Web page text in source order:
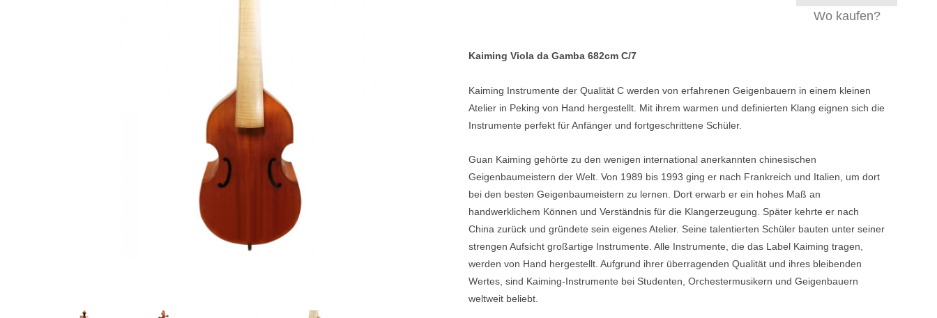
Schlagzeuge
Snaredrums
Roto Toms
... mehr
HOLZBLASINSTRUMENTE
Piccoloflöte
Querflöten
Blechblasinstrumente
Mundstücke
Wo kaufen?
Kaiming Viola da Gamba 682cm C/7
Kaiming Instrumente der Qualität C werden von erfahrenen Geigenbauern in einem kleinen
Atelier in Peking von Hand hergestellt. Mit ihrem warmen und definierten Klang eignen sich die
Instrumente perfekt für Anfänger und fortgeschrittene Schüler.
Guan Kaiming gehörte zu den wenigen international anerkannten chinesischen
Geigenbaumeistern der Welt. Von 1989 bis 1993 ging er nach Frankreich und Italien, um dort
bei den besten Geigenbaumeistern zu lernen. Dort erwarb er ein hohes Maß an
handwerklichem Können und Verständnis für die Klangerzeugung. Später kehrte er nach
China zurück und gründete sein eigenes Atelier. Seine talentierten Schüler bauten unter seiner
strengen Aufsicht großartige Instrumente. Alle Instrumente, die das Label Kaiming tragen,
werden von Hand hergestellt. Aufgrund ihrer überragenden Qualität und ihres bleibenden
Wertes, sind Kaiming-Instrumente bei Studenten, Orchestermusikern und Geigenbauern
weltweit beliebt.